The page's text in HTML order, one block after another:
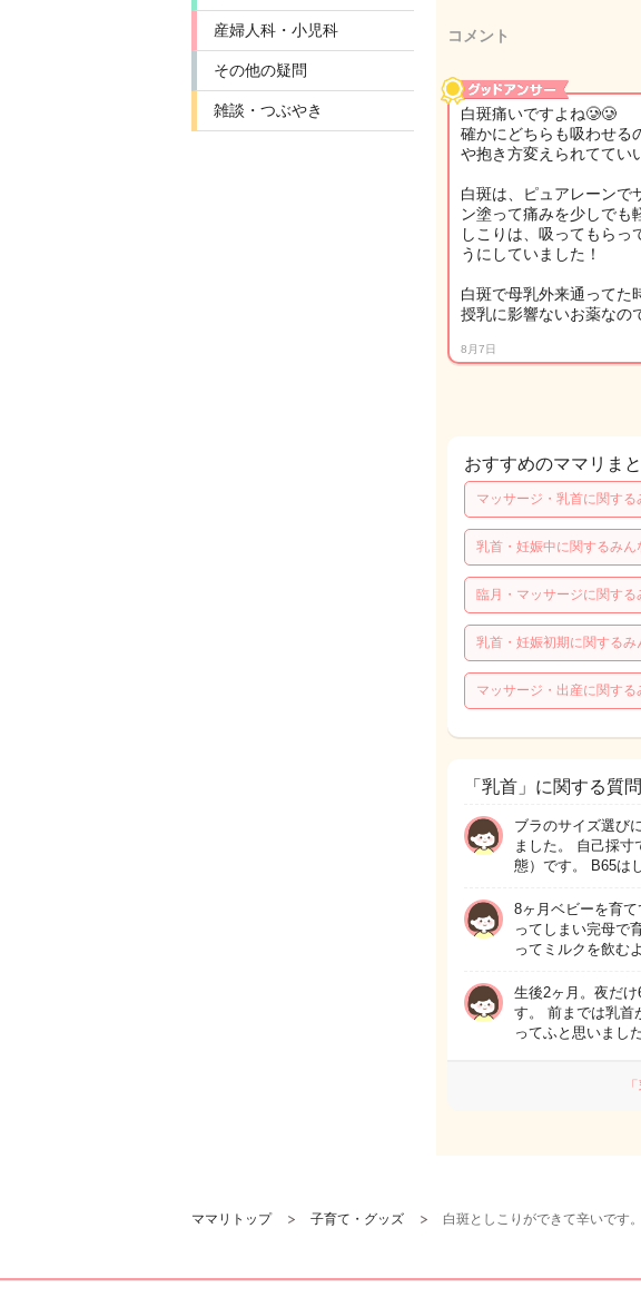
産婦人科・小児科
その他の疑問
雑談・つぶやき
コメント
白斑痛いですよね🥲🥲
確かにどちらも吸わせる
や抱き方変えられててい
白斑は、ピュアレーンで
ン塗って痛みを少しでも
しこりは、吸ってもらっ
うにしていました！
白斑で母乳外来通ってた
授乳に影響ないお薬なの
8月7日
おすすめのママリま
マッサージ・乳首に関す
乳首・妊娠中に関するみ
臨月・マッサージに関す
乳首・妊娠初期に関する
マッサージ・出産に関す
「乳首」に関する質問
ブラのサイズ選び
ました。 自己採寸
態）です。 B65は
8ヶ月ベビーを育
ってしまい完母で
ってミルクを飲む
生後2ヶ月。夜だ
す。 前までは乳首
ってふと思いまし
ママリトップ 子育て・グッズ 白斑としこりができて辛いです